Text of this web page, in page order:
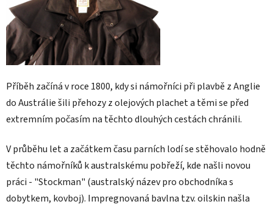
Příběh začíná v roce 1800, kdy si námořníci při plavbě z Anglie
do Austrálie šili přehozy z olejových plachet a těmi se před
extremním počasím na těchto dlouhých cestách chránili.
V průběhu let a začátkem času parních lodí se stěhovalo hodně
těchto námořníků k australskému pobřeží, kde našli novou
práci - "Stockman" (australský název pro obchodníka s
dobytkem, kovboj). Impregnovaná bavlna tzv. oilskin našla